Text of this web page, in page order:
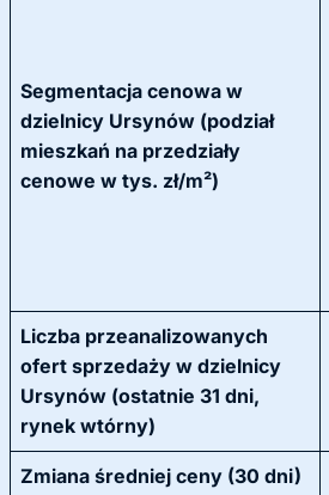
Segmentacja cenowa w
dzielnicy Ursynów (podział
mieszkań na przedziały
cenowe w tys. zł/m²)
Liczba przeanalizowanych
ofert sprzedaży w dzielnicy
Ursynów (ostatnie 31 dni,
rynek wtórny)
Zmiana średniej ceny (30 dni)